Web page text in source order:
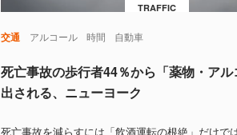
TRAFFIC
交通 アルコール 時間 自動車
死亡事故の歩行者44％から「薬物・ア
出される、ニューヨーク
死亡事故を減らすには「飲酒運転の根絶」だけで